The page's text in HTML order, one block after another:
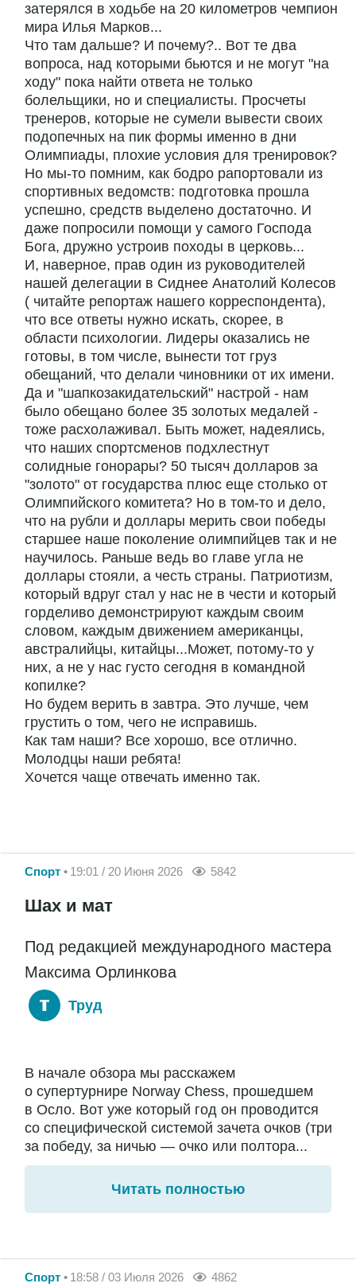
затерялся в ходьбе на 20 километров чемпион
мира Илья Марков...
Что там дальше? И почему?.. Вот те два
вопроса, над которыми бьются и не могут "на
ходу" пока найти ответа не только
болельщики, но и специалисты. Просчеты
тренеров, которые не сумели вывести своих
подопечных на пик формы именно в дни
Олимпиады, плохие условия для тренировок?
Но мы-то помним, как бодро рапортовали из
спортивных ведомств: подготовка прошла
успешно, средств выделено достаточно. И
даже попросили помощи у самого Господа
Бога, дружно устроив походы в церковь...
И, наверное, прав один из руководителей
нашей делегации в Сиднее Анатолий Колесов
( читайте репортаж нашего корреспондента),
что все ответы нужно искать, скорее, в
области психологии. Лидеры оказались не
готовы, в том числе, вынести тот груз
обещаний, что делали чиновники от их имени.
Да и "шапкозакидательский" настрой - нам
было обещано более 35 золотых медалей -
тоже расхолаживал. Быть может, надеялись,
что наших спортсменов подхлестнут
солидные гонорары? 50 тысяч долларов за
"золото" от государства плюс еще столько от
Олимпийского комитета? Но в том-то и дело,
что на рубли и доллары мерить свои победы
старшее наше поколение олимпийцев так и не
научилось. Раньше ведь во главе угла не
доллары стояли, а честь страны. Патриотизм,
который вдруг стал у нас не в чести и который
горделиво демонстрируют каждым своим
словом, каждым движением американцы,
австралийцы, китайцы...Может, потому-то у
них, а не у нас густо сегодня в командной
копилке?
Но будем верить в завтра. Это лучше, чем
грустить о том, чего не исправишь.
Как там наши? Все хорошо, все отлично.
Молодцы наши ребята!
Хочется чаще отвечать именно так.
Спорт 19:01 / 20 Июня 2026 5842
Шах и мат
Под редакцией международного мастера
Максима Орлинкова
Труд
В начале обзора мы расскажем
о супертурнире Norway Chess, прошедшем
в Осло. Вот уже который год он проводится
со специфической системой зачета очков (три
за победу, за ничью — очко или полтора...
Читать полностью
Спорт 18:58 / 03 Июля 2026 4862